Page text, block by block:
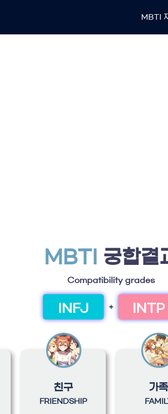
MBTI
MBTI 궁합결
Compatibility grades
INFJ + INTP
친구
FRIENDSHIP
가족